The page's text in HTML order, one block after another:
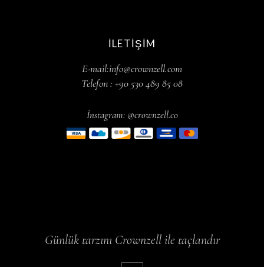
İLETIŞIM
E-mail:info@crownzell.com
Telefon : +90 530 489 85 08
İnstagram: @crownzell.co
Günlük tarzını Crownzell ile taçlandır